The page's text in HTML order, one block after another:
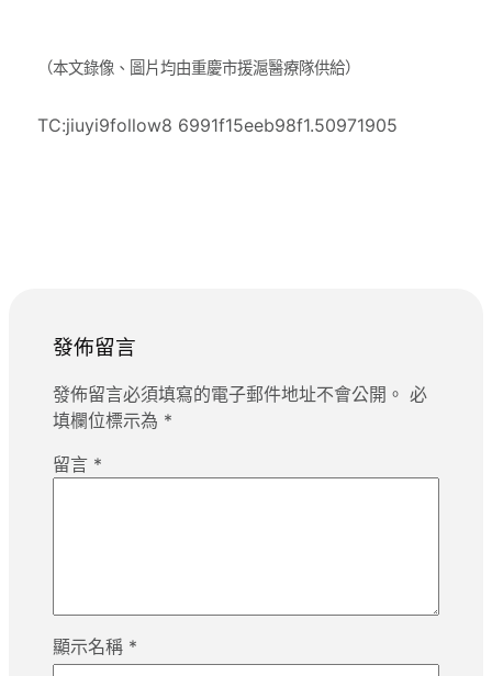
（本文錄像、圖片均由重慶市援滬醫療隊供給）
TC:jiuyi9follow8 6991f15eeb98f1.50971905
發佈留言
發佈留言必須填寫的電子郵件地址不會公開。 必
填欄位標示為 *
留言 *
顯示名稱 *